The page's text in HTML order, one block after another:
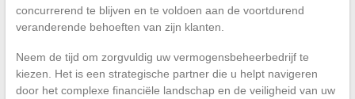
concurrerend te blijven en te voldoen aan de voortdurend
veranderende behoeften van zijn klanten.
Neem de tijd om zorgvuldig uw vermogensbeheerbedrijf te
kiezen. Het is een strategische partner die u helpt navigeren
door het complexe financiële landschap en de veiligheid van uw